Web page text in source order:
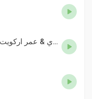
الدون درديري & عمر اركويت - الليلة مسافر _ ليالي كايرو _ NEW اغاني سودانية 2021